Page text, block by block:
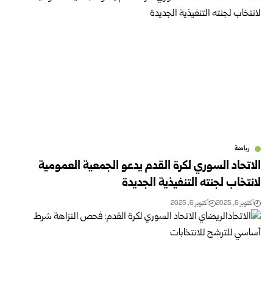
رياضة
الاتحاد السوري لكرة القدم يدعو الجمعية العمومية
لانتخاب لجنته التنفيذية الجديدة
أكتوبر 6, 2025 أكتوبر 6, 2025